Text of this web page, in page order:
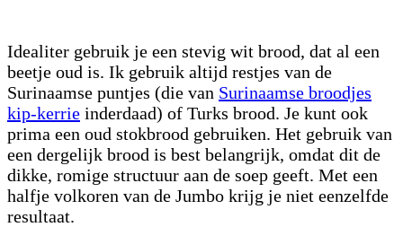
Idealiter gebruik je een stevig wit brood, dat al een
beetje oud is. Ik gebruik altijd restjes van de
Surinaamse puntjes (die van Surinaamse broodjes
kip-kerrie inderdaad) of Turks brood. Je kunt ook
prima een oud stokbrood gebruiken. Het gebruik van
een dergelijk brood is best belangrijk, omdat dit de
dikke, romige structuur aan de soep geeft. Met een
halfje volkoren van de Jumbo krijg je niet eenzelfde
resultaat.